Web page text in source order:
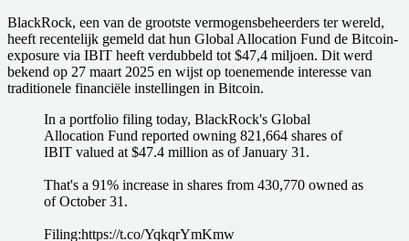
BlackRock, een van de grootste vermogensbeheerders ter wereld,
heeft recentelijk gemeld dat hun Global Allocation Fund de Bitcoin-
exposure via IBIT heeft verdubbeld tot $47,4 miljoen. Dit werd
bekend op 27 maart 2025 en wijst op toenemende interesse van
traditionele financiële instellingen in Bitcoin.
In a portfolio filing today, BlackRock's Global
Allocation Fund reported owning 821,664 shares of
IBIT valued at $47.4 million as of January 31.
That's a 91% increase in shares from 430,770 owned as
of October 31.
Filing:https://t.co/YqkqrYmKmw